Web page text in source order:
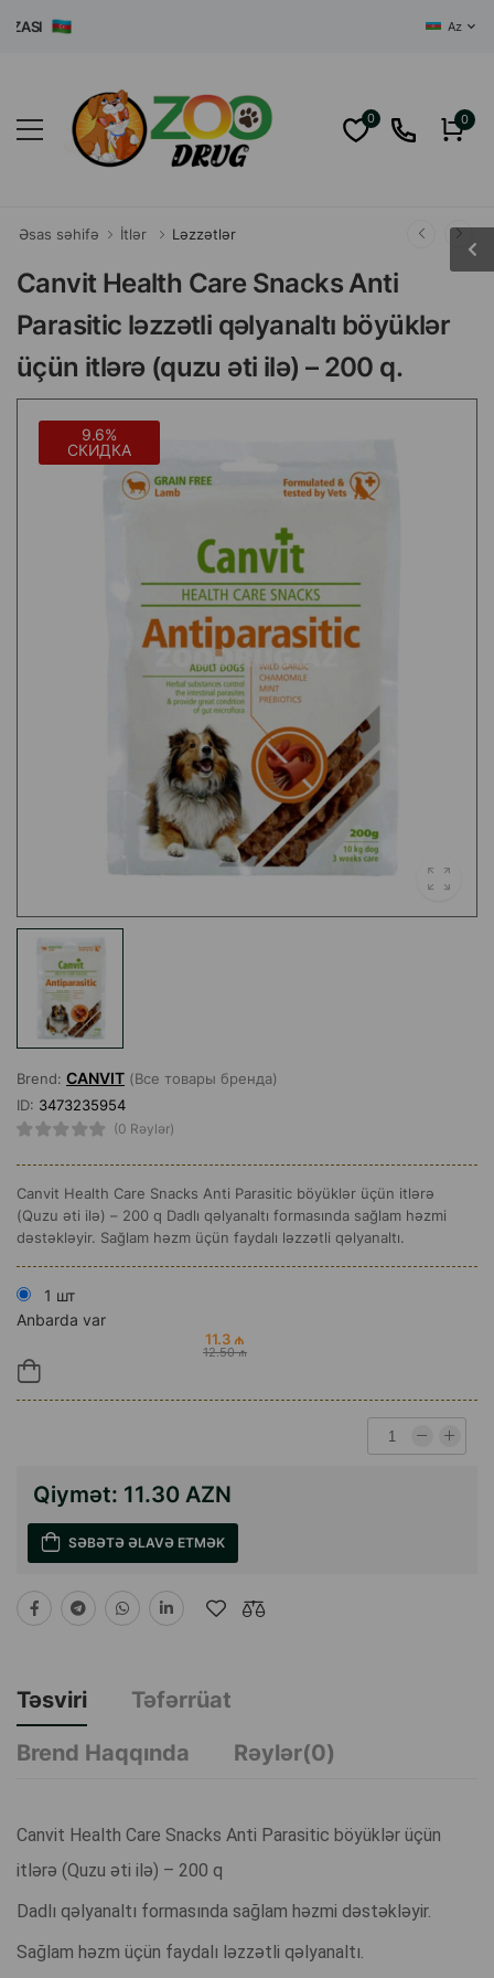
Az
0 0
Əsas səhifə İtlər Ləzzətlər
Canvit Health Care Snacks Anti
Parasitic ləzzətli qəlyanaltı böyüklər
üçün itlərə (quzu əti ilə) – 200 q.
9.6%
СКИДКА
Brend: CANVIT (Все товары бренда)
ID: 3473235954
(0 Rəylər)
Canvit Health Care Snacks Anti Parasitic böyüklər üçün itlərə
(Quzu əti ilə) – 200 q Dadlı qəlyanaltı formasında sağlam həzmi
dəstəkləyir. Sağlam həzm üçün faydalı ləzzətli qəlyanaltı.
1 шт
Anbarda var
11.3 ₼
12.50 ₼
Qiymət: 11.30 AZN
SƏBƏTƏ ƏLAVƏ ETMƏK
Təsviri
Təfərrüat
Brend Haqqında
Rəylər(0)
Canvit Health Care Snacks Anti Parasitic böyüklər üçün
itlərə (Quzu əti ilə) – 200 q
Dadlı qəlyanaltı formasında sağlam həzmi dəstəkləyir.
Sağlam həzm üçün faydalı ləzzətli qəlyanaltı.